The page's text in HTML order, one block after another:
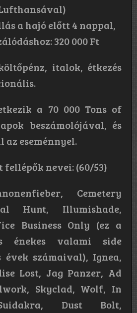
a hajó előtt 4 nappal,
320 000 Ft
italok, étkezés
a 70 000 Tons of
beszámolójával, és
az eseménnyel.
fellépők nevei: (60/53)
Cemetery
Hunt, Illumishade,
Business Only (ez a
énekes valami side
évek számaival), Ignea,
Lost, Jag Panzer, Ad
Skyclad, Wolf, In
Dust Bolt,